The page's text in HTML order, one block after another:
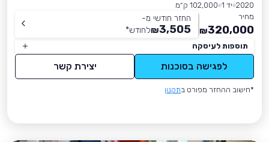
2020 יד 1
102,000 ק״מ
מחיר
320,000
₪
החזר חודשי מ-
3,505
₪לחודש*
תוספות לעיסקה
לפגישה בסוכנות יצירת קשר
*חישוב ההחזר מפורט בתקנון